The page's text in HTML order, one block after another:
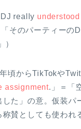
DJ really
そのパーティーの
）
頃からTikTokや
assignment.」＝「
した」の意。仮装パ
賛としても使われ